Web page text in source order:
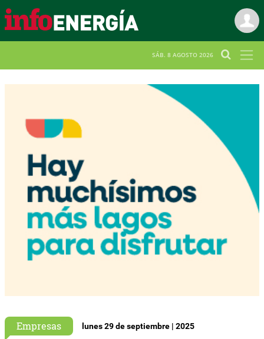
SÁB. 8 AGOSTO 2026
Empresas lunes 29 de septiembre | 2025